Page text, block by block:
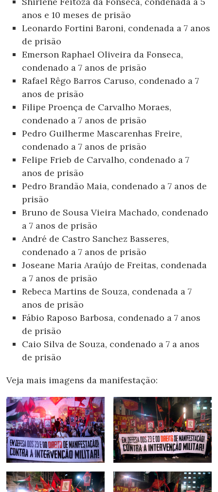
anos e 10 meses de prisão
Leonardo Fortini Baroni, condenada a 7 anos
de prisão
Emerson Raphael Oliveira da Fonseca,
condenado a 7 anos de prisão
Rafael Rêgo Barros Caruso, condenado a 7
anos de prisão
Filipe Proença de Carvalho Moraes,
condenado a 7 anos de prisão
Pedro Guilherme Mascarenhas Freire,
condenado a 7 anos de prisão
Felipe Frieb de Carvalho, condenado a 7
anos de prisão
Pedro Brandão Maia, condenado a 7 anos de
prisão
Bruno de Sousa Vieira Machado, condenado
a 7 anos de prisão
André de Castro Sanchez Basseres,
condenado a 7 anos de prisão
Joseane Maria Araújo de Freitas, condenada
a 7 anos de prisão
Rebeca Martins de Souza, condenada a 7
anos de prisão
Fábio Raposo Barbosa, condenado a 7 anos
de prisão
Caio Silva de Souza, condenado a 7 a anos
de prisão
Veja mais imagens da manifestação: